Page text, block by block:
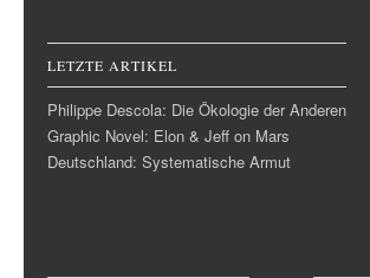
LETZTE ARTIKEL
Philippe Descola: Die Ökologie der Anderen
Graphic Novel: Elon & Jeff on Mars
Deutschland: Systematische Armut